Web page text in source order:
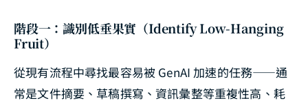
階段一：識別低垂果實（Identify Low-Hanging
Fruit）
從現有流程中尋找最容易被 GenAI 加速的任務——通
常是文件摘要、草稿撰寫、資訊彙整等重複性高、耗